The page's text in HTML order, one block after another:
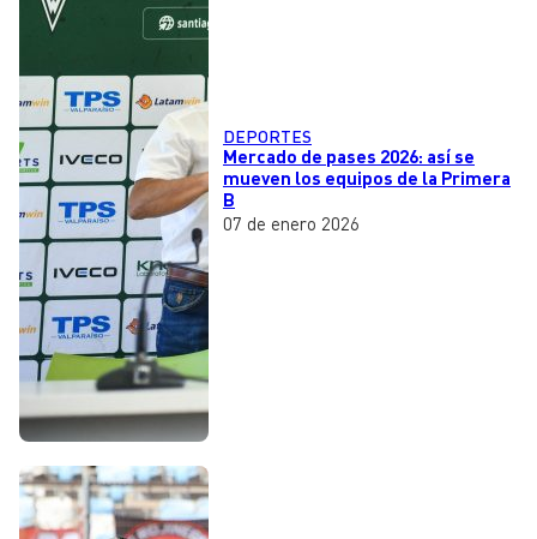
DEPORTES
Mercado de pases 2026: así se
mueven los equipos de la Primera
B
07 de enero 2026